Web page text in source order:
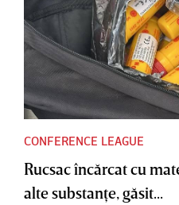
CONFERENCE LEAGUE
Rucsac încărcat cu
alte substanţe, găsit...